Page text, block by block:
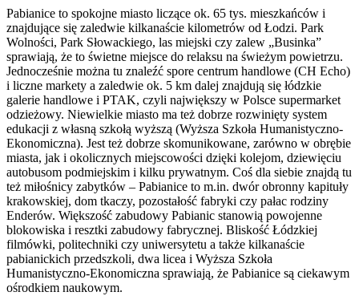
Pabianice to spokojne miasto liczące ok. 65 tys. mieszkańców i
znajdujące się zaledwie kilkanaście kilometrów od Łodzi. Park
Wolności, Park Słowackiego, las miejski czy zalew „Businka”
sprawiają, że to świetne miejsce do relaksu na świeżym powietrzu.
Jednocześnie można tu znaleźć spore centrum handlowe (CH Echo)
i liczne markety a zaledwie ok. 5 km dalej znajdują się łódzkie
galerie handlowe i PTAK, czyli największy w Polsce supermarket
odzieżowy. Niewielkie miasto ma też dobrze rozwinięty system
edukacji z własną szkołą wyższą (Wyższa Szkoła Humanistyczno-
Ekonomiczna). Jest też dobrze skomunikowane, zarówno w obrębie
miasta, jak i okolicznych miejscowości dzięki kolejom, dziewięciu
autobusom podmiejskim i kilku prywatnym. Coś dla siebie znajdą tu
też miłośnicy zabytków – Pabianice to m.in. dwór obronny kapituły
krakowskiej, dom tkaczy, pozostałość fabryki czy pałac rodziny
Enderów. Większość zabudowy Pabianic stanowią powojenne
blokowiska i resztki zabudowy fabrycznej. Bliskość Łódzkiej
filmówki, politechniki czy uniwersytetu a także kilkanaście
pabianickich przedszkoli, dwa licea i Wyższa Szkoła
Humanistyczno-Ekonomiczna sprawiają, że Pabianice są ciekawym
ośrodkiem naukowym.